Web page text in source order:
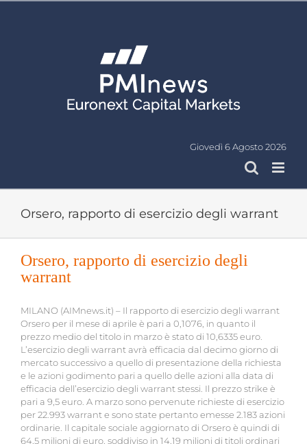
Giovedì 6 Agosto 2026
Orsero, rapporto di esercizio degli warrant
Orsero, rapporto di esercizio degli
warrant
MILANO (AIMnews.it) – Il rapporto di esercizio degli warrant
Orsero per il mese di aprile è pari a 0,1076, in quanto il
prezzo medio del titolo in marzo è stato di 10,6335 euro.
L’esercizio degli warrant avrà efficacia dal decimo giorno di
mercato successivo a quello di presentazione della richiesta
e le azioni godimento pari a quello delle azioni alla data di
efficacia dell’esercizio degli warrant stessi. Il prezzo strike è
pari a 9,5 euro. A marzo sono pervenute richieste di esercizio
per 22.993 warrant e sono state pertanto emesse 2.183 azioni
ordinarie. Il capitale sociale aggiornato di Orsero è quindi di
64,5 milioni di euro, soddiviso in 14,19 milioni di titoli ordinari